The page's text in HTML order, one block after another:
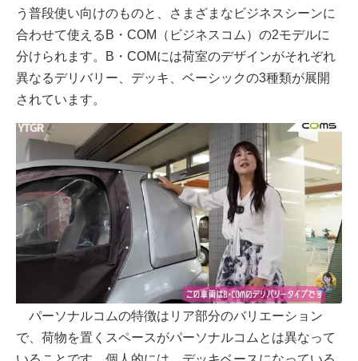
う普段使い向けのものと、さまざまなビジネスシーンに
合わせて使えるB・COM（ビジネスコム）の2モデルに
分けられます。B・COMには荷室のデザインがそれぞれ
異なるデリバリー、デッキ、ベーシックの3種類が展開
されています。
パーソナルコムの特徴はリア部分のバリエーション
で、荷物を置くスペースがパーソナルコムとは異なって